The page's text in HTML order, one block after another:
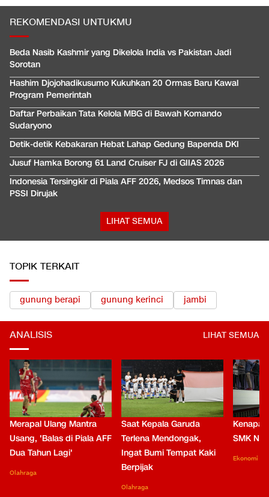
REKOMENDASI UNTUKMU
Beda Nasib Kashmir yang Dikelola India vs Pakistan Jadi
Sorotan
Hashim Djojohadikusumo Kukuhkan 20 Ormas Baru Kawal
Program Pemerintah
Daftar Perbaikan Tata Kelola MBG di Bawah Komando
Sudaryono
Detik-detik Kebakaran Hebat Lahap Gedung Bapenda DKI
Jusuf Hamka Borong 61 Land Cruiser FJ di GIIAS 2026
Indonesia Tersingkir di Piala AFF 2026, Medsos Timnas dan
PSSI Dirujak
LIHAT SEMUA
TOPIK TERKAIT
gunung berapi gunung kerinci jambi
ANALISIS LIHAT SEMUA
Merapal Ulang Mantra
Usang, 'Balas di Piala AFF
Dua Tahun Lagi'
Olahraga
Saat Kepala Garuda
Terlena Mendongak,
Ingat Bumi Tempat Kaki
Berpijak
Olahraga
Kenapa
SMK
Ekonomi